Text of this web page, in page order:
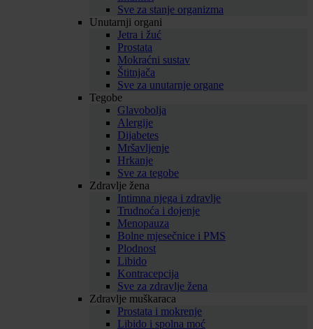
Sve za stanje organizma
Unutarnji organi
Jetra i žuć
Prostata
Mokraćni sustav
Štitnjača
Sve za unutarnje organe
Tegobe
Glavobolja
Alergije
Dijabetes
Mršavljenje
Hrkanje
Sve za tegobe
Zdravlje žena
Intimna njega i zdravlje
Trudnoća i dojenje
Menopauza
Bolne mjesečnice i PMS
Plodnost
Libido
Kontracepcija
Sve za zdravlje žena
Zdravlje muškaraca
Prostata i mokrenje
Libido i spolna moć